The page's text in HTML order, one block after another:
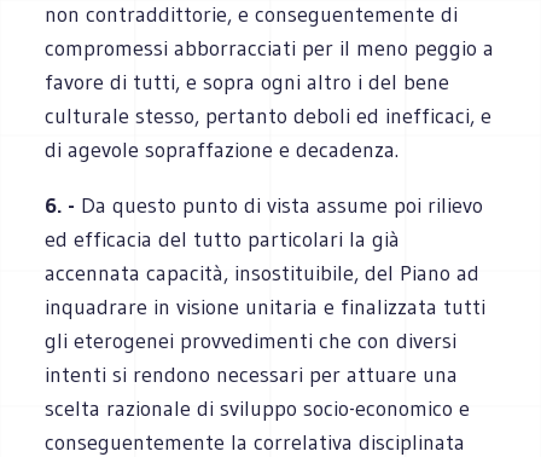
non contraddittorie, e conseguentemente di
compromessi abborracciati per il meno peggio a
favore di tutti, e sopra ogni altro i del bene
culturale stesso, pertanto deboli ed inefficaci, e
di agevole sopraffazione e decadenza.
6. - Da questo punto di vista assume poi rilievo
ed efficacia del tutto particolari la già
accennata capacità, insostituibile, del Piano ad
inquadrare in visione unitaria e finalizzata tutti
gli eterogenei provvedimenti che con diversi
intenti si rendono necessari per attuare una
scelta razionale di sviluppo socio-economico e
conseguentemente la correlativa disciplinata